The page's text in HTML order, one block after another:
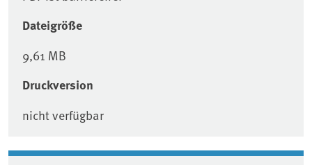
Dateigröße
9,61 MB
Druckversion
nicht verfügbar